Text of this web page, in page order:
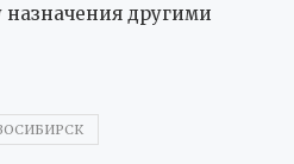
назначения другими